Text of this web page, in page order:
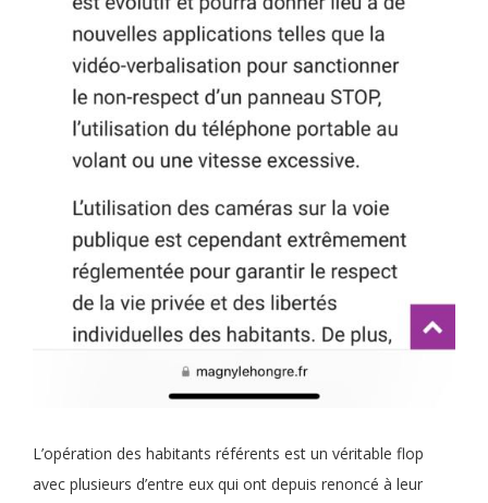
L’opération des habitants référents est un véritable flop
avec plusieurs d’entre eux qui ont depuis renoncé à leur